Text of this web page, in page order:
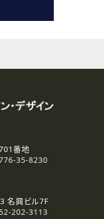
皆様
用いたします。
ずれかの方法とい
めに利用いたしま
ために利用いたし
ずれかの方法とい
に従う場合を除き、
たした委託先に、個
番地
35-8230
名興ビル7F
202-3113